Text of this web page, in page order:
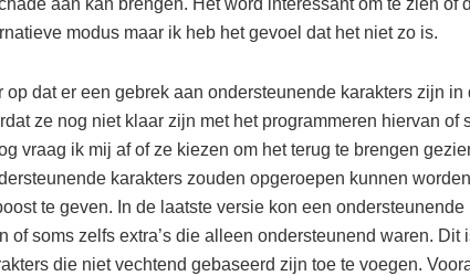
aan kan brengen. Het word interessant om te zien of
modus maar ik heb het gevoel dat het niet zo is.
op dat er een gebrek aan ondersteunende karakters zijn
ze nog niet klaar zijn met het programmeren hiervan of
vraag ik mij af of ze kiezen om het terug te brengen
karakters zouden opgeroepen kunnen
te geven. In de laatste versie kon een
of soms zelfs extra’s die alleen ondersteunend waren. Dit
die niet vechtend gebaseerd zijn toe te voegen.